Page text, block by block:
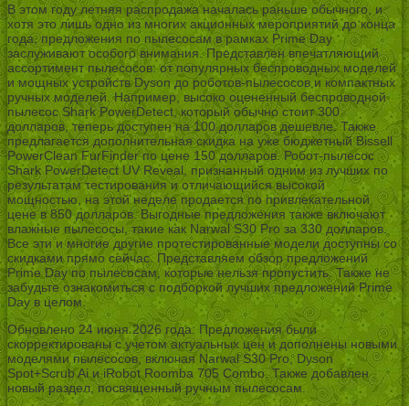
В этом году летняя распродажа началась раньше обычного, и
хотя это лишь одно из многих акционных мероприятий до конца
года, предложения по пылесосам в рамках Prime Day
заслуживают особого внимания. Представлен впечатляющий
ассортимент пылесосов: от популярных беспроводных моделей
и мощных устройств Dyson до роботов-пылесосов и компактных
ручных моделей. Например, высоко оцененный беспроводной
пылесос Shark PowerDetect, который обычно стоит 300
долларов, теперь доступен на 100 долларов дешевле. Также
предлагается дополнительная скидка на уже бюджетный Bissell
PowerClean FurFinder по цене 150 долларов. Робот-пылесос
Shark PowerDetect UV Reveal, признанный одним из лучших по
результатам тестирования и отличающийся высокой
мощностью, на этой неделе продается по привлекательной
цене в 850 долларов. Выгодные предложения также включают
влажные пылесосы, такие как Narwal S30 Pro за 330 долларов.
Все эти и многие другие протестированные модели доступны со
скидками прямо сейчас. Представляем обзор предложений
Prime Day по пылесосам, которые нельзя пропустить. Также не
забудьте ознакомиться с подборкой лучших предложений Prime
Day в целом.
Обновлено 24 июня 2026 года: Предложения были
скорректированы с учетом актуальных цен и дополнены новыми
моделями пылесосов, включая Narwal S30 Pro, Dyson
Spot+Scrub Ai и iRobot Roomba 705 Combo. Также добавлен
новый раздел, посвященный ручным пылесосам.